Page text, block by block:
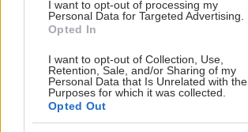
I want to opt-out of processing my
Personal Data for Targeted Advertising.
Opted In
I want to opt-out of Collection, Use,
Retention, Sale, and/or Sharing of my
Personal Data that Is Unrelated with the
Purposes for which it was collected.
Opted Out
ΜΠΕΙΤΕ ΣΤΗ ΣΥΖΗΤΗΣΗ
Loading...